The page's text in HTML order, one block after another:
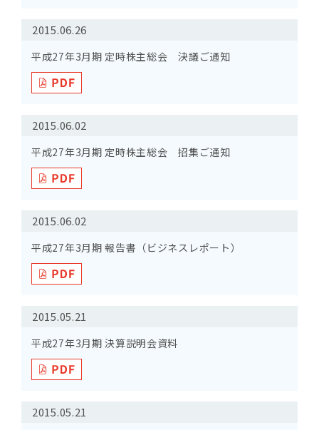
2015.06.26
平成27年3月期 定時株主総会 決議ご通知
2015.06.02
平成27年3月期 定時株主総会 招集ご通知
2015.06.02
平成27年3月期 報告書（ビジネスレポート）
2015.05.21
平成27年3月期 決算説明会資料
2015.05.21